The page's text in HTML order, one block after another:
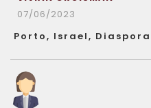
07/06/2023
Porto, Israel,